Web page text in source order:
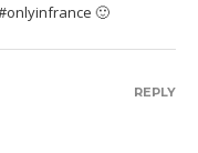
🙂
REPLY